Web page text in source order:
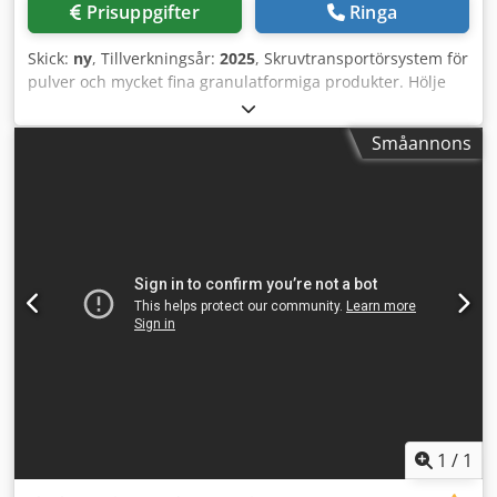
Prisuppgifter Ringa
Skick: ny, Tillverkningsår: 2025, Skruvtransportörsystem för
pulver och mycket fina granulatformiga produkter. Hölje
och rör i rostfritt stål. Motor och skruvtransport placerade
nedtill på maskinen. Påmatningstratt med 200 liters volym
och vibrationsmotor för jämn produktflöde. -
transportlängd och vinkel kan justeras – även blandare
finns som tillval); vikt: ca 130 kg. Djdpfev Nk Apsx Ai Teck
Maskinen/systemet finns även i andra utföranden för olika
kundanpassade maskiner erbjuder vi dessutom mycket
Småannons
1 / 1